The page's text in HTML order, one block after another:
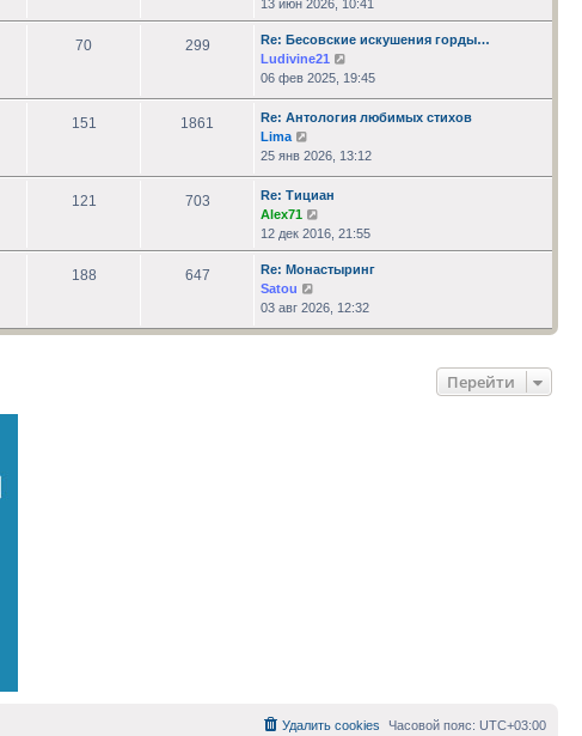
последнему
сообщению
13 июн 2026, 10:41
70 299
Re: Бесовские искушения горды…
Ludivine21
к
последнему
сообщению
06 фев 2025, 19:45
151 1861
Re: Антология любимых стихов
Lima
к
последнему
сообщению
25 янв 2026, 13:12
121 703
Re: Тициан
Alex71
к
последнему
сообщению
12 дек 2016, 21:55
188 647
Re: Монастыринг
Satou
к
последнему
03 авг 2026, 12:32
Перейти
Часовой пояс: UTC+03:00
Удалить cookies